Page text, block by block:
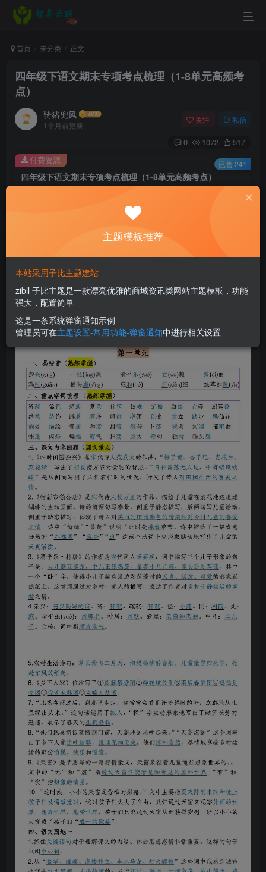
首页 未分类 正文
四年级下语文期末专项考点梳理（1-8单元高频考
点）
骑猪兜风
1个月前更新
关注 私信
0 1072 517
四年级下语文期末专项考点梳理（1-8单元高频考点）
3.5
免费
付费资源 已售 241
主题模板推荐
本站采用子比主题建站
zibll 子比主题是一款漂亮优雅的商城资讯类网站主题模板，功能
强大，配置简单
这是一条系统弹窗通知示例
管理员可在主题设置-常用功能-弹窗通知中进行相关设置